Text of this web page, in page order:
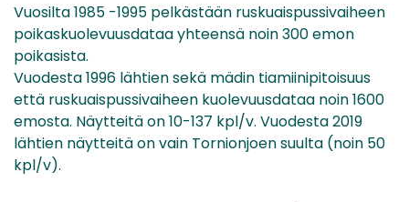
Vuosilta 1985 -1995 pelkästään ruskuaispussivaiheen
poikaskuolevuusdataa yhteensä noin 300 emon
poikasista.
Vuodesta 1996 lähtien sekä mädin tiamiinipitoisuus
että ruskuaispussivaiheen kuolevuusdataa noin 1600
emosta. Näytteitä on 10-137 kpl/v. Vuodesta 2019
lähtien näytteitä on vain Tornionjoen suulta (noin 50
kpl/v).